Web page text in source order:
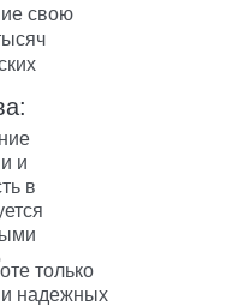
свою
и
в
только
и надежных